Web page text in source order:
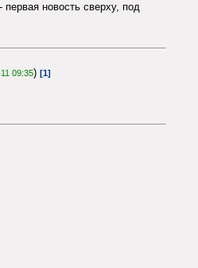
первая новость сверху, под
09:35) [1]